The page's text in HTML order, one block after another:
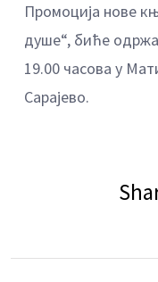
Промоција нове
душе“, биће
19.00 часова у
Сарајево.